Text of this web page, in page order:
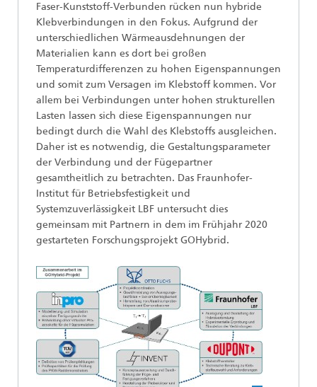
Faser-Kunststoff-Verbunden rücken nun hybride
Klebverbindungen in den Fokus. Aufgrund der
unterschiedlichen Wärmeausdehnungen der
Materialien kann es dort bei großen
Temperaturdifferenzen zu hohen Eigenspannungen
und somit zum Versagen im Klebstoff kommen. Vor
allem bei Verbindungen unter hohen strukturellen
Lasten lassen sich diese Eigenspannungen nur
bedingt durch die Wahl des Klebstoffs ausgleichen.
Daher ist es notwendig, die Gestaltungsparameter
der Verbindung und der Fügepartner
gesamtheitlich zu betrachten. Das Fraunhofer-
Institut für Betriebsfestigkeit und
Systemzuverlässigkeit LBF untersucht dies
gemeinsam mit Partnern in dem im Frühjahr 2020
gestarteten Forschungsprojekt GOHybrid.